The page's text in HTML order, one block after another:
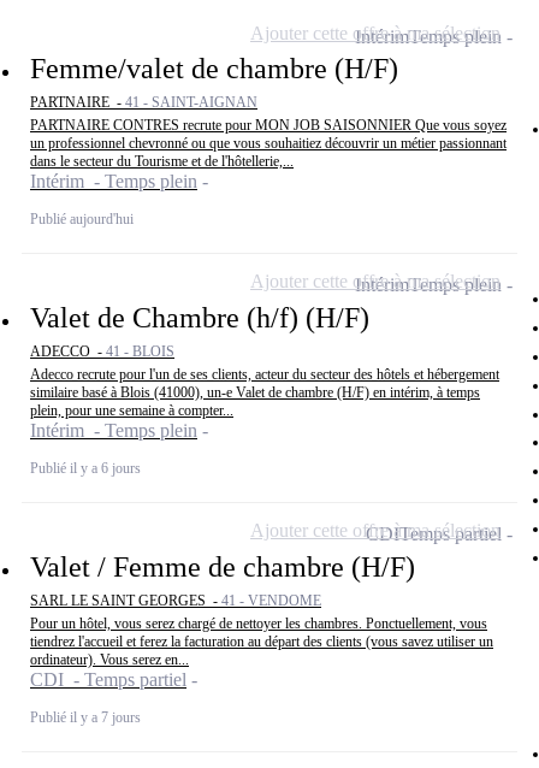
Femme/valet de chambre (H/F)
PARTNAIRE - 41 - SAINT-AIGNAN
PARTNAIRE CONTRES recrute pour MON JOB SAISONNIER Que vous soyez
un professionnel chevronné ou que vous souhaitiez découvrir un métier passionnant
dans le secteur du Tourisme et de l'hôtellerie,...
Intérim - Temps plein
Publié aujourd'hui
IntérimTemps plein
Ajouter cette offre à ma sélection
Valet de Chambre (h/f) (H/F)
ADECCO - 41 - BLOIS
Adecco recrute pour l'un de ses clients, acteur du secteur des hôtels et hébergement
similaire basé à Blois (41000), un-e Valet de chambre (H/F) en intérim, à temps
plein, pour une semaine à compter...
Intérim - Temps plein
Publié il y a 6 jours
IntérimTemps plein
Ajouter cette offre à ma sélection
Valet / Femme de chambre (H/F)
SARL LE SAINT GEORGES - 41 - VENDOME
Pour un hôtel, vous serez chargé de nettoyer les chambres. Ponctuellement, vous
tiendrez l'accueil et ferez la facturation au départ des clients (vous savez utiliser un
ordinateur). Vous serez en...
CDI - Temps partiel
Publié il y a 7 jours
CDITemps partiel
Ajouter cette offre à ma sélection